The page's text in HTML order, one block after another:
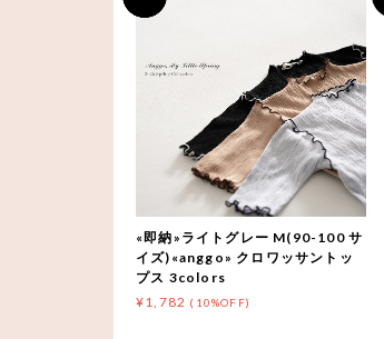
«即納»ライトグレー M(90-100 サ
イズ)«anggo» クロワッサントッ
プス 3colors
¥1,782 (10%OFF)